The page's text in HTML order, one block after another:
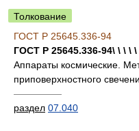
Толкование
ГОСТ Р 25645.336-94
ГОСТ Р 25645.336-94\ \ \ \ \
Аппараты космические.
приповерхностного
—————
раздел 07.040